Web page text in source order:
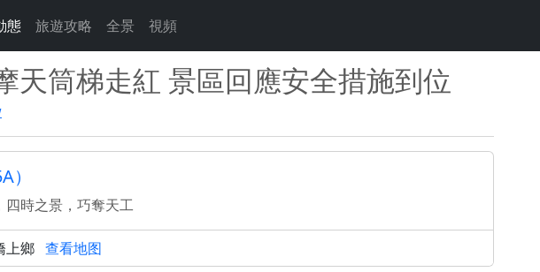
態 旅遊攻略 全景 視頻
天筒梯走紅 景區回應安全措施到位
時之景，巧奪天工
上鄉 查看地图